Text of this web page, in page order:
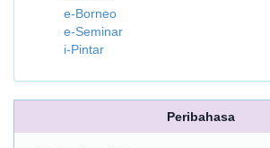
e-Borneo
e-Seminar
i-Pintar
Peribahasa